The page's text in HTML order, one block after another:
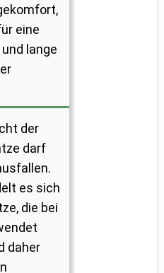
eine
lange
der
darf
es sich
die bei
daher